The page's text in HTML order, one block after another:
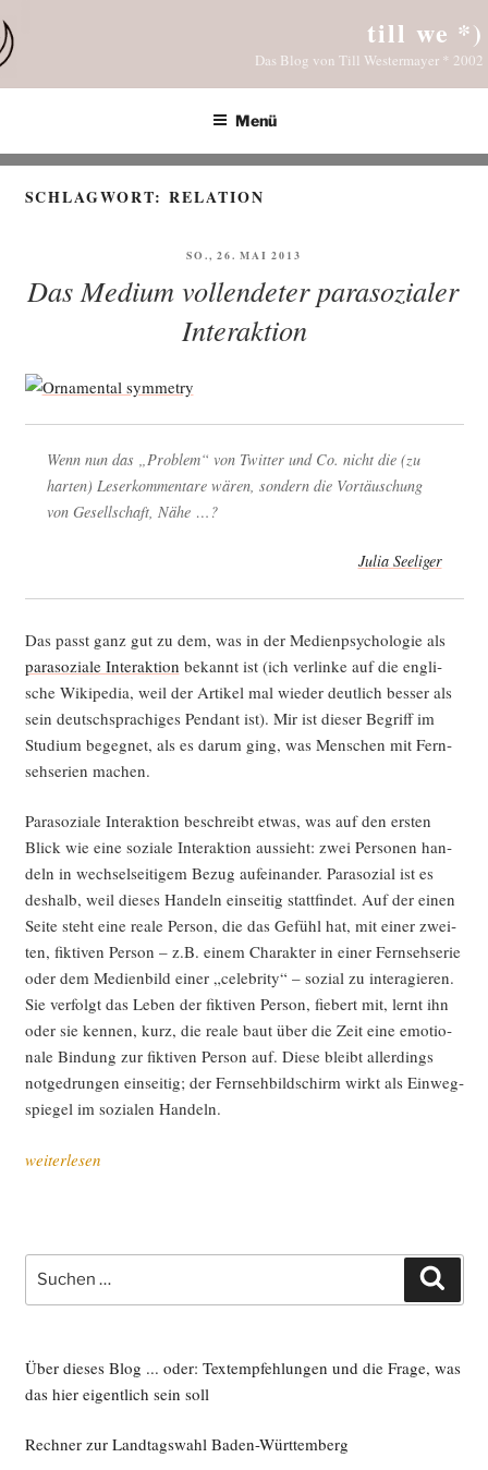
Inhalt
springen
till we *)
Das Blog von Till Westermayer * 2002
Menü
SCHLAGWORT:RELATION
VERÖFFENTLICHT
SO., 26. MAI 2013
Das Medium vollendeter parasozialer
Interaktion
Wenn nun das „Pro­blem“ von Twit­ter und Co. nicht die (zu
har­ten) Leser­kom­men­ta­re wären, son­dern die Vor­täu­schung
von Gesell­schaft, Nähe …?
Julia See­li­ger
Das passt ganz gut zu dem, was in der Medi­en­psy­cho­lo­gie als
para­so­zia­le Inter­ak­ti­on bekannt ist (ich ver­lin­ke auf die eng­li­
sche Wiki­pe­dia, weil der Arti­kel mal wie­der deut­lich bes­ser als
sein deutsch­spra­chi­ges Pen­dant ist). Mir ist die­ser Begriff im
Stu­di­um begeg­net, als es dar­um ging, was Men­schen mit Fern­
seh­se­ri­en machen.
Para­so­zia­le Inter­ak­ti­on beschreibt etwas, was auf den ers­ten
Blick wie eine sozia­le Inter­ak­ti­on aus­sieht: zwei Per­so­nen han­
deln in wech­sel­sei­ti­gem Bezug auf­ein­an­der. Para­so­zi­al ist es
des­halb, weil die­ses Han­deln ein­sei­tig statt­fin­det. Auf der einen
Sei­te steht eine rea­le Per­son, die das Gefühl hat, mit einer zwei­
ten, fik­ti­ven Per­son – z.B. einem Cha­rak­ter in einer Fern­seh­se­rie
oder dem Medi­en­bild einer „cele­bri­ty“ – sozi­al zu inter­agie­ren.
Sie ver­folgt das Leben der fik­ti­ven Per­son, fie­bert mit, lernt ihn
oder sie ken­nen, kurz, die rea­le baut über die Zeit eine emo­tio­
na­le Bin­dung zur fik­ti­ven Per­son auf. Die­se bleibt aller­dings
not­ge­drun­gen ein­sei­tig; der Fern­seh­bild­schirm wirkt als Ein­weg­
spie­gel im sozia­len Handeln.
„Das
ende­
ter
zia­
ler
ak­
weiterlesen
Suche
nach:
Über dieses Blog ... oder: Textempfehlungen und die Frage, was
das hier eigentlich sein soll
Rechner zur Landtagswahl Baden-Württemberg